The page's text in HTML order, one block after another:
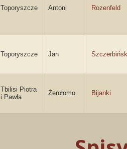
Toporyszcze Antoni Rozenfeld
Toporyszcze Jan
Tbilisi Piotra
i Pawła
Żerołomo Bijanki